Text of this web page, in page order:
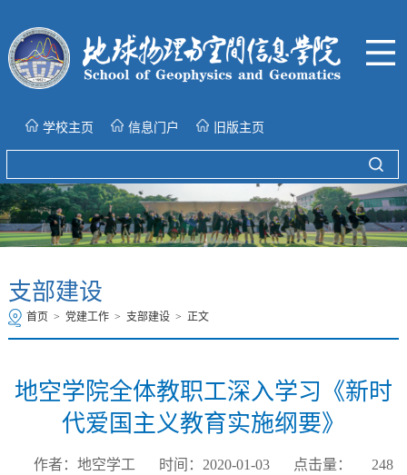
学校主页 信息门户 旧版主页
支部建设
首页 > 党建工作 > 支部建设 > 正文
地空学院全体教职工深入学习《新时
代爱国主义教育实施纲要》
作者：地空学工 时间：2020-01-03 点击量： 248